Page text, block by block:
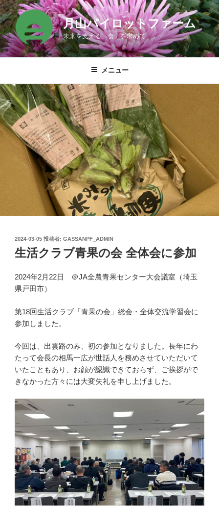
コ
ン
テ
ン
ツ
キ
ッ
プ
月山パイロットファーム
未来を支える「食」を求めて
メニュー
投
稿
日:
2024-03-05 投稿者: GASSANPF_ADMIN
生活クラブ青果の会 全体会に参加
2024年2月22日 ＠JA全農青果センター大会議室（埼玉
県戸田市）
第18回生活クラブ「青果の会」総会・全体交流学習会に
参加しました。
今回は、出雲路のみ、初の参加となりました。長年にわ
たって会長の相馬一広が世話人を務めさせていただいて
いたこともあり、お顔が認識できておらず、ご挨拶がで
きなかった方々には大変失礼を申し上げました。